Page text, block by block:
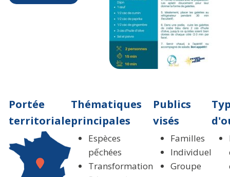
Portée
territoriale
Thématiques
principales
Espèces
pếchées
Transformation
Publics
visés
Familles
Individuel
Groupe